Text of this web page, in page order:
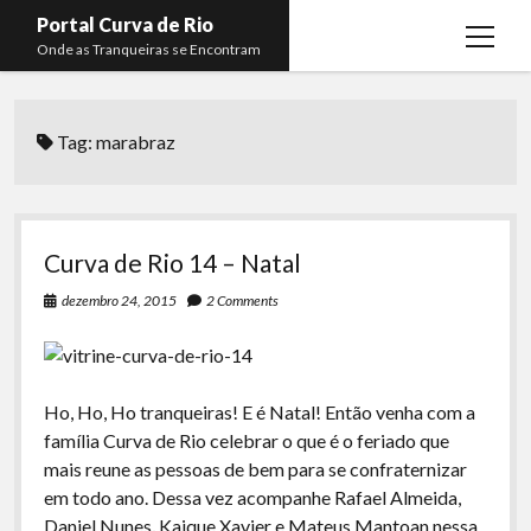
Portal Curva de Rio
Onde as Tranqueiras se Encontram
open
menu
Curva de Rio
Boca do Lixo
Rachão na Beira do RIo
Arquivo CDR
Papo Tranqueira
Membros
Rafael Almeida
Tag:marabraz
Curva de Rio 14 – Natal
dezembro 24, 2015 2 Comments
Ho, Ho, Ho tranqueiras! E é Natal! Então venha com a
família Curva de Rio celebrar o que é o feriado que
mais reune as pessoas de bem para se confraternizar
em todo ano. Dessa vez acompanhe Rafael Almeida,
Daniel Nunes, Kaique Xavier e Mateus Mantoan nessa